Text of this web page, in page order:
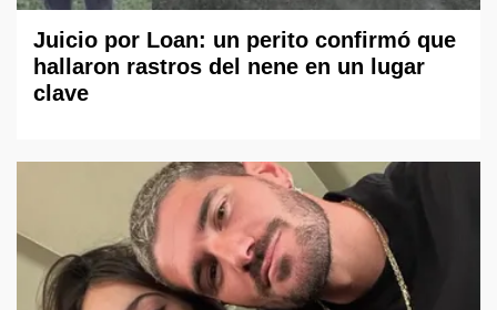
Juicio por Loan: un perito confirmó que
hallaron rastros del nene en un lugar
clave